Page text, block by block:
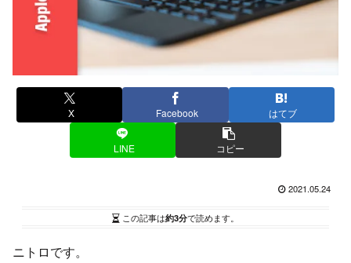
X Facebook はてブ
LINE コピー
2021.05.24
この記事は約3分で読めます。
ニトロです。